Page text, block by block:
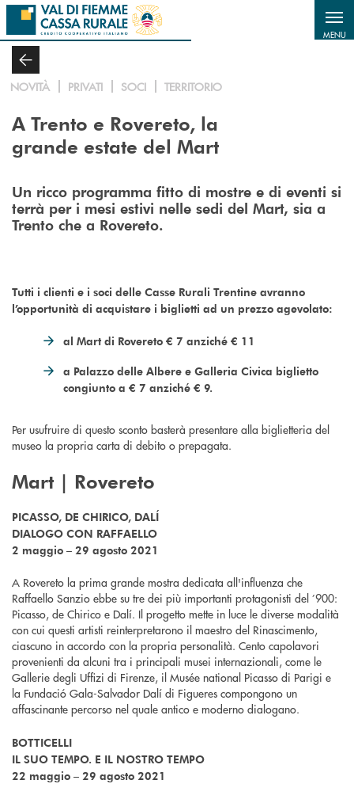
Salta al contenuto principale
MENU
NOVITÀ PRIVATI SOCI TERRITORIO
A Trento e Rovereto, la
grande estate del Mart
Un ricco programma fitto di mostre e di eventi si
terrà per i mesi estivi nelle sedi del Mart, sia a
Trento che a Rovereto.
Tutti i clienti e i soci delle Casse Rurali Trentine avranno
l’opportunità di acquistare i biglietti ad un prezzo agevolato:
al Mart di Rovereto € 7 anziché € 11
a Palazzo delle Albere e Galleria Civica biglietto
congiunto a € 7 anziché € 9.
Per usufruire di questo sconto basterà presentare alla biglietteria del
museo la propria carta di debito o prepagata.
Mart | Rovereto
PICASSO, DE CHIRICO, DALÍ
DIALOGO CON RAFFAELLO
2 maggio – 29 agosto 2021
A Rovereto la prima grande mostra dedicata all'influenza che
Raffaello Sanzio ebbe su tre dei più importanti protagonisti del ’900:
Picasso, de Chirico e Dalí. Il progetto mette in luce le diverse modalità
con cui questi artisti reinterpretarono il maestro del Rinascimento,
ciascuno in accordo con la propria personalità. Cento capolavori
provenienti da alcuni tra i principali musei internazionali, come le
Gallerie degli Uffizi di Firenze, il Musée national Picasso di Parigi e
la Fundació Gala-Salvador Dalí di Figueres compongono un
affascinante percorso nel quale antico e moderno dialogano.
BOTTICELLI
IL SUO TEMPO. E IL NOSTRO TEMPO
22 maggio – 29 agosto 2021